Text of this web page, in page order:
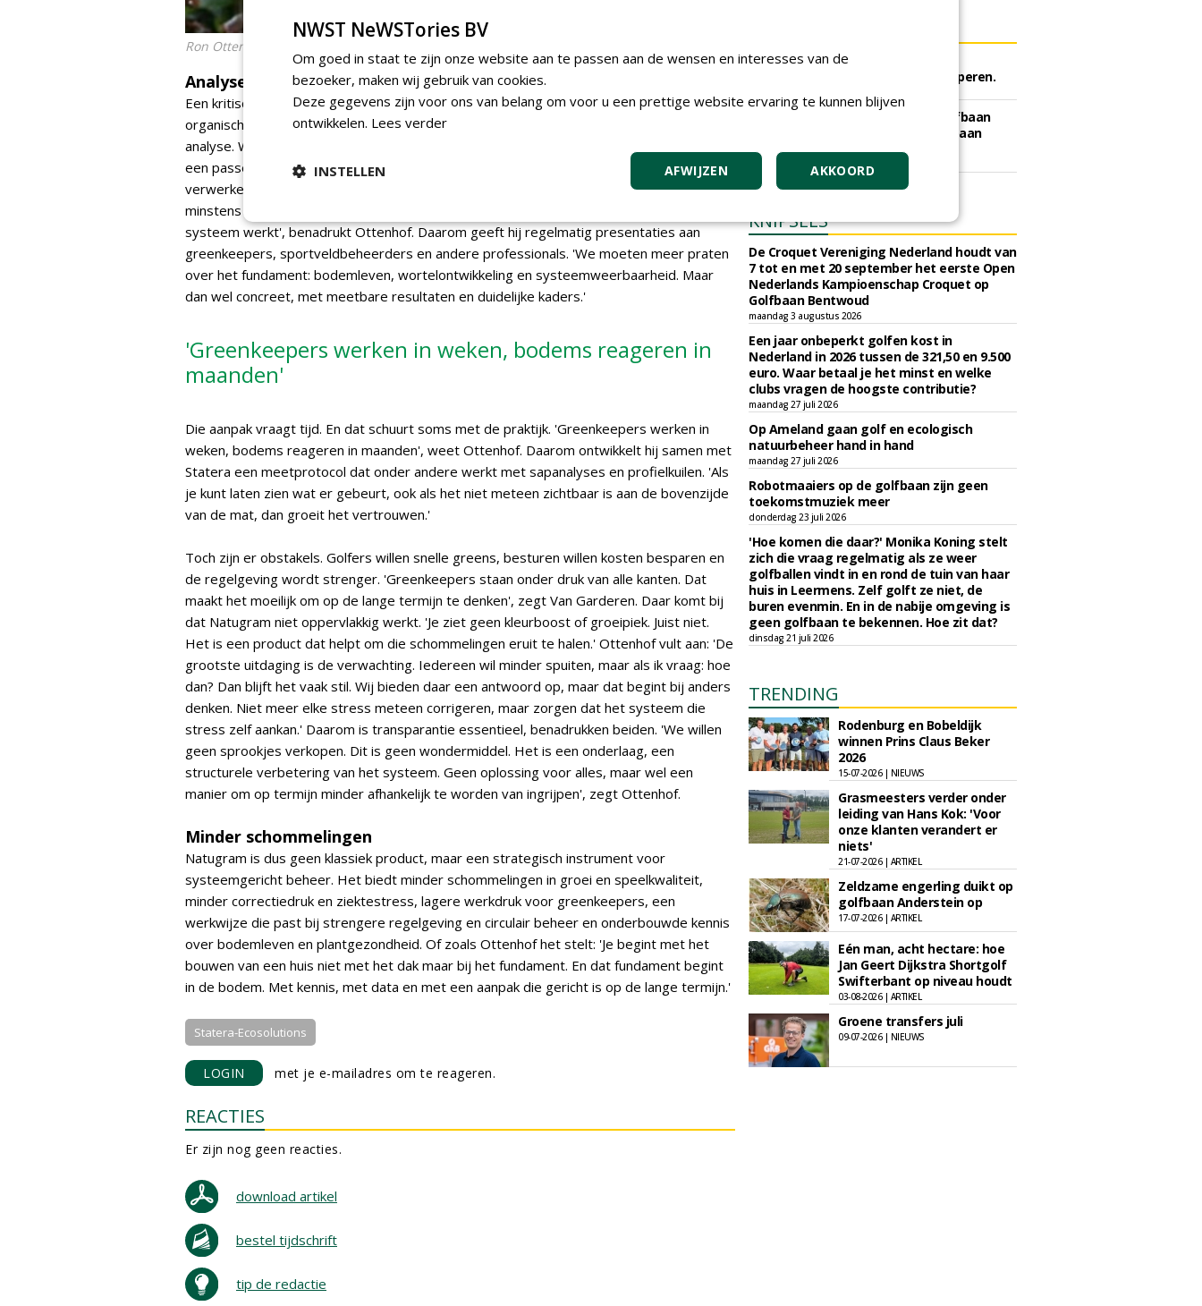
Ron Ottenhof
Analyse
Een kritische greenkeeper zal vragen: werkt dit ook op zandbodems met weinig
organische stof? 'Dat is terecht', zegt Ottenhof. 'Daarom doen we vooraf altijd een
analyse. Wat zit er in de bodem? Hoe actief is het systeem? Op basis daarvan geven we
een passend advies. Het gaat erom of het systeem in staat is om onze input ook echt te
verwerken.' Maar het gaat niet alleen om de juiste toepassing. Kennisoverdracht is
minstens zo belangrijk. 'Je kunt geen andere keuzes maken, als je niet begrijpt hoe het
systeem werkt', benadrukt Ottenhof. Daarom geeft hij regelmatig presentaties aan
greenkeepers, sportveldbeheerders en andere professionals. 'We moeten meer praten
over het fundament: bodemleven, wortelontwikkeling en systeemweerbaarheid. Maar
dan wel concreet, met meetbare resultaten en duidelijke kaders.'
'Greenkeepers werken in weken, bodems reageren in
maanden'
Die aanpak vraagt tijd. En dat schuurt soms met de praktijk. 'Greenkeepers werken in
weken, bodems reageren in maanden', weet Ottenhof. Daarom ontwikkelt hij samen met
Statera een meetprotocol dat onder andere werkt met sapanalyses en profielkuilen. 'Als
je kunt laten zien wat er gebeurt, ook als het niet meteen zichtbaar is aan de bovenzijde
van de mat, dan groeit het vertrouwen.'
Toch zijn er obstakels. Golfers willen snelle greens, besturen willen kosten besparen en
de regelgeving wordt strenger. 'Greenkeepers staan onder druk van alle kanten. Dat
maakt het moeilijk om op de lange termijn te denken', zegt Van Garderen. Daar komt bij
dat Natugram niet oppervlakkig werkt. 'Je ziet geen kleurboost of groeipiek. Juist niet.
Het is een product dat helpt om die schommelingen eruit te halen.' Ottenhof vult aan: 'De
grootste uitdaging is de verwachting. Iedereen wil minder spuiten, maar als ik vraag: hoe
dan? Dan blijft het vaak stil. Wij bieden daar een antwoord op, maar dat begint bij anders
denken. Niet meer elke stress meteen corrigeren, maar zorgen dat het systeem die
stress zelf aankan.' Daarom is transparantie essentieel, benadrukken beiden. 'We willen
geen sprookjes verkopen. Dit is geen wondermiddel. Het is een onderlaag, een
structurele verbetering van het systeem. Geen oplossing voor alles, maar wel een
manier om op termijn minder afhankelijk te worden van ingrijpen', zegt Ottenhof.
Minder schommelingen
Natugram is dus geen klassiek product, maar een strategisch instrument voor
systeemgericht beheer. Het biedt minder schommelingen in groei en speelkwaliteit,
minder correctiedruk en ziektestress, lagere werkdruk voor greenkeepers, een
werkwijze die past bij strengere regelgeving en circulair beheer en onderbouwde kennis
over bodemleven en plantgezondheid. Of zoals Ottenhof het stelt: 'Je begint met het
bouwen van een huis niet met het dak maar bij het fundament. En dat fundament begint
in de bodem. Met kennis, met data en met een aanpak die gericht is op de lange termijn.'
Statera-Ecosolutions
LOGIN met je e-mailadres om te reageren.
REACTIES
Er zijn nog geen reacties.
download artikel
bestel tijdschrift
tip de redactie
Sportbedrijf Rotterdam gunt semi
organische meststoffen aan Van Iperen.
Gemeente Gooise Meren gunt Golfbaan
Naarderbos aan Hollandsche Golfbaan
Exploitatiemaatschappij.
vrijdag 6 maart 2026
KNIPSELS
De Croquet Vereniging Nederland houdt van
7 tot en met 20 september het eerste Open
Nederlands Kampioenschap Croquet op
Golfbaan Bentwoud
maandag 3 augustus 2026
Een jaar onbeperkt golfen kost in
Nederland in 2026 tussen de 321,50 en 9.500
euro. Waar betaal je het minst en welke
clubs vragen de hoogste contributie?
maandag 27 juli 2026
Op Ameland gaan golf en ecologisch
natuurbeheer hand in hand
maandag 27 juli 2026
Robotmaaiers op de golfbaan zijn geen
toekomstmuziek meer
donderdag 23 juli 2026
'Hoe komen die daar?' Monika Koning stelt
zich die vraag regelmatig als ze weer
golfballen vindt in en rond de tuin van haar
huis in Leermens. Zelf golft ze niet, de
buren evenmin. En in de nabije omgeving is
geen golfbaan te bekennen. Hoe zit dat?
dinsdag 21 juli 2026
TRENDING
Rodenburg en Bobeldijk
winnen Prins Claus Beker
2026
15-07-2026 | NIEUWS
Grasmeesters verder onder
leiding van Hans Kok: 'Voor
onze klanten verandert er
niets'
21-07-2026 | ARTIKEL
Zeldzame engerling duikt op
golfbaan Anderstein op
17-07-2026 | ARTIKEL
Eén man, acht hectare: hoe
Jan Geert Dijkstra Shortgolf
Swifterbant op niveau houdt
03-08-2026 | ARTIKEL
Groene transfers juli
09-07-2026 | NIEUWS
NWST NeWSTories BV
Om goed in staat te zijn onze website aan te passen aan de wensen en interesses van de
bezoeker, maken wij gebruik van cookies.
Deze gegevens zijn voor ons van belang om voor u een prettige website ervaring te kunnen blijven
ontwikkelen. Lees verder
AKKOORD
AFWIJZEN
INSTELLEN